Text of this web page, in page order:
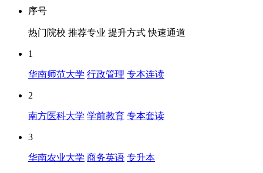
序号
热门院校 推荐专业 提升方式 快速通道
1
华南师范大学 行政管理 专本连读
2
南方医科大学 学前教育 专本套读
3
华南农业大学 商务英语 专升本